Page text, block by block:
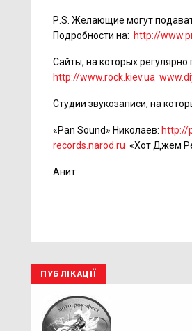
Р.S. Желающие могут
Подробности на: http://
Сайты, на которых регулярно
http://www.rock.kiev.ua
Студии звукозаписи, на
«Pan Sound» Николаев: http://
records.narod.ru «Хот Джем
Анит.
ПУБЛІКАЦІЇ